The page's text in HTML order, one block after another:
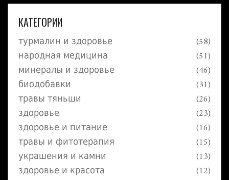
выбрать оптимальные решения для вашей
жизни. Надежные источники информации о
компонентах продукции Тяньши.
КАТЕГОРИИ
турмалин и здоровье (58)
народная медицина (51)
минералы и здоровье (46)
биодобавки (31)
травы тяньши (26)
здоровье (23)
здоровье и питание (16)
травы и фитотерапия (15)
украшения и камни (13)
здоровье и красота (12)